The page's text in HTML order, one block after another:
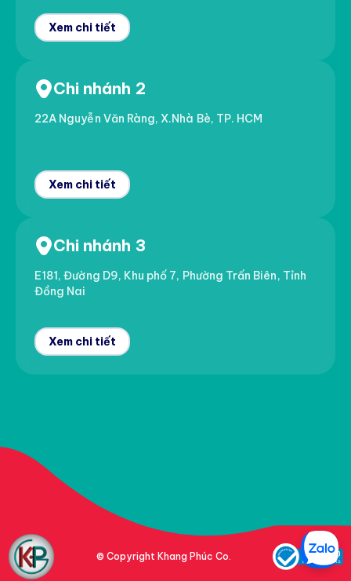
Xem chi tiết
Chi nhánh 2
22A Nguyễn Văn Ràng, X.Nhà Bè, TP. HCM
Xem chi tiết
Chi nhánh 3
E181, Đường D9, Khu phố 7, Phường Trấn Biên, Tỉnh
Đồng Nai
Xem chi tiết
© Copyright Khang Phúc Co.